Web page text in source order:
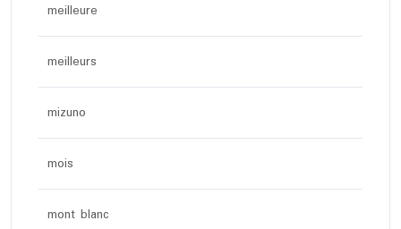
meilleure
meilleurs
mizuno
mois
mont blanc